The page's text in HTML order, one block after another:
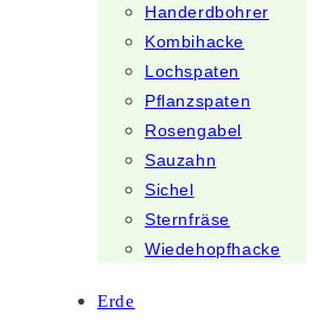
Handerdbohrer
Kombihacke
Lochspaten
Pflanzspaten
Rosengabel
Sauzahn
Sichel
Sternfräse
Wiedehopfhacke
Erde